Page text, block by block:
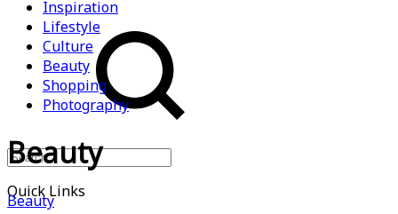
Search
Quick Links
Inspiration
Lifestyle
Culture
Beauty
Shopping
Photography
Beauty
Beauty